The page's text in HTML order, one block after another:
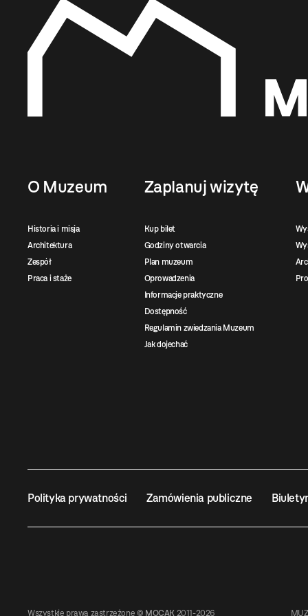
O Muzeum
Historia i misja
Architektura
Zespół
Praca i staże
Zaplanuj wizytę
Kup bilet
Godziny otwarcia
Plan muzeum
Oprowadzenia
Informacje praktyczne
Dostępność
Regulamin zwiedzania Muzeum
Jak dojechać
Polityka prywatności Zamówienia publiczne
Wszystkie prawa zastrzeżone © MOCAK 2011-2026